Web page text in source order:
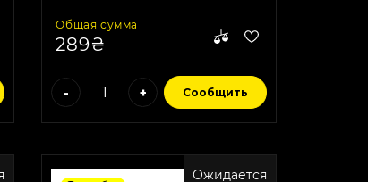
Общая сумма
289₴
- + Сообщить
Ожидается